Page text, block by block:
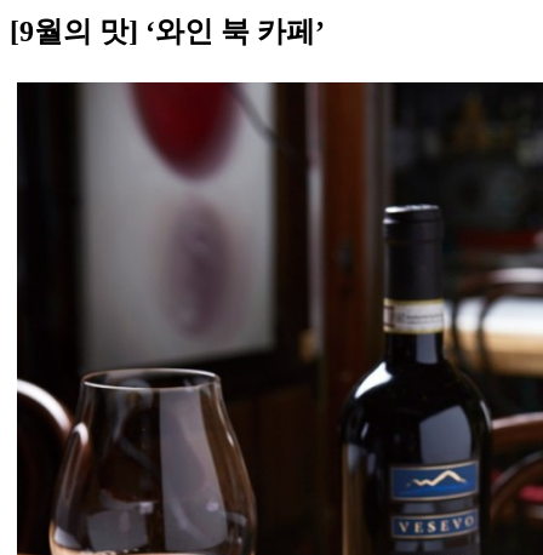
[9월의 맛] ‘와인 북 카페’